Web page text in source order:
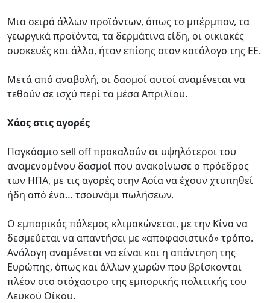
Μια σειρά άλλων προϊόντων, όπως το μπέρμπον, τα
γεωργικά προϊόντα, τα δερμάτινα είδη, οι οικιακές
συσκευές και άλλα, ήταν επίσης στον κατάλογο της ΕΕ.
Μετά από αναβολή, οι δασμοί αυτοί αναμένεται να
τεθούν σε ισχύ περί τα μέσα Απριλίου.
Χάος στις αγορές
Παγκόσμιο sell off προκαλούν οι υψηλότεροι του
αναμενομένου δασμοί που ανακοίνωσε ο πρόεδρος
των ΗΠΑ, με τις αγορές στην Ασία να έχουν χτυπηθεί
ήδη από ένα… τσουνάμι πωλήσεων.
Ο εμπορικός πόλεμος κλιμακώνεται, με την Κίνα να
δεσμεύεται να απαντήσει με «αποφασιστικό» τρόπο.
Ανάλογη αναμένεται να είναι και η απάντηση της
Ευρώπης, όπως και άλλων χωρών που βρίσκονται
πλέον στο στόχαστρο της εμπορικής πολιτικής του
Λευκού Οίκου.